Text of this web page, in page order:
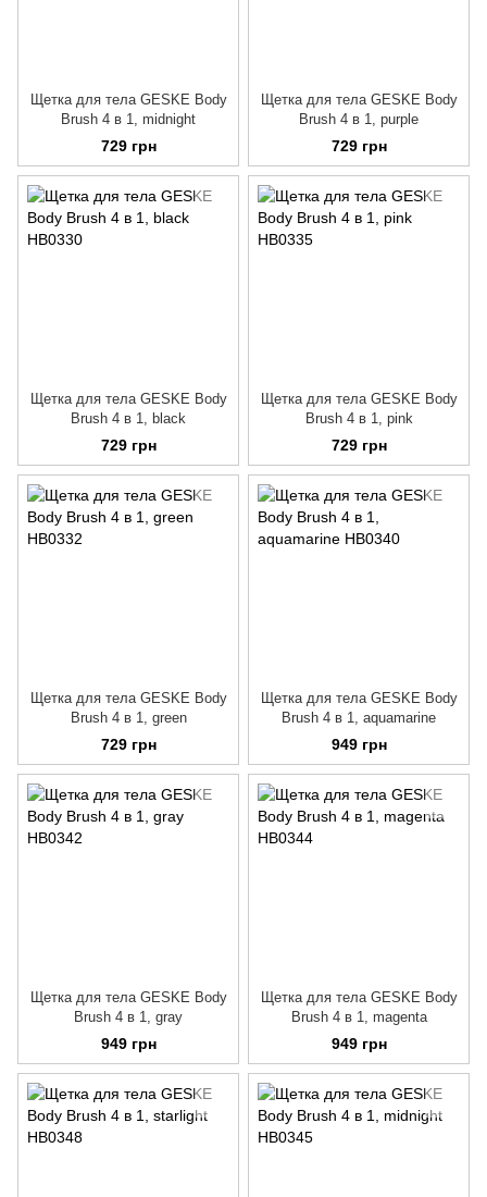
Щетка для тела GESKE Body
Brush 4 в 1, midnight
729 грн
Щетка для тела GESKE Body
Brush 4 в 1, purple
729 грн
Щетка для тела GESKE Body
Brush 4 в 1, black
729 грн
Щетка для тела GESKE Body
Brush 4 в 1, pink
729 грн
Щетка для тела GESKE Body
Brush 4 в 1, green
729 грн
Щетка для тела GESKE Body
Brush 4 в 1, aquamarine
949 грн
Щетка для тела GESKE Body
Brush 4 в 1, gray
949 грн
Щетка для тела GESKE Body
Brush 4 в 1, magenta
949 грн